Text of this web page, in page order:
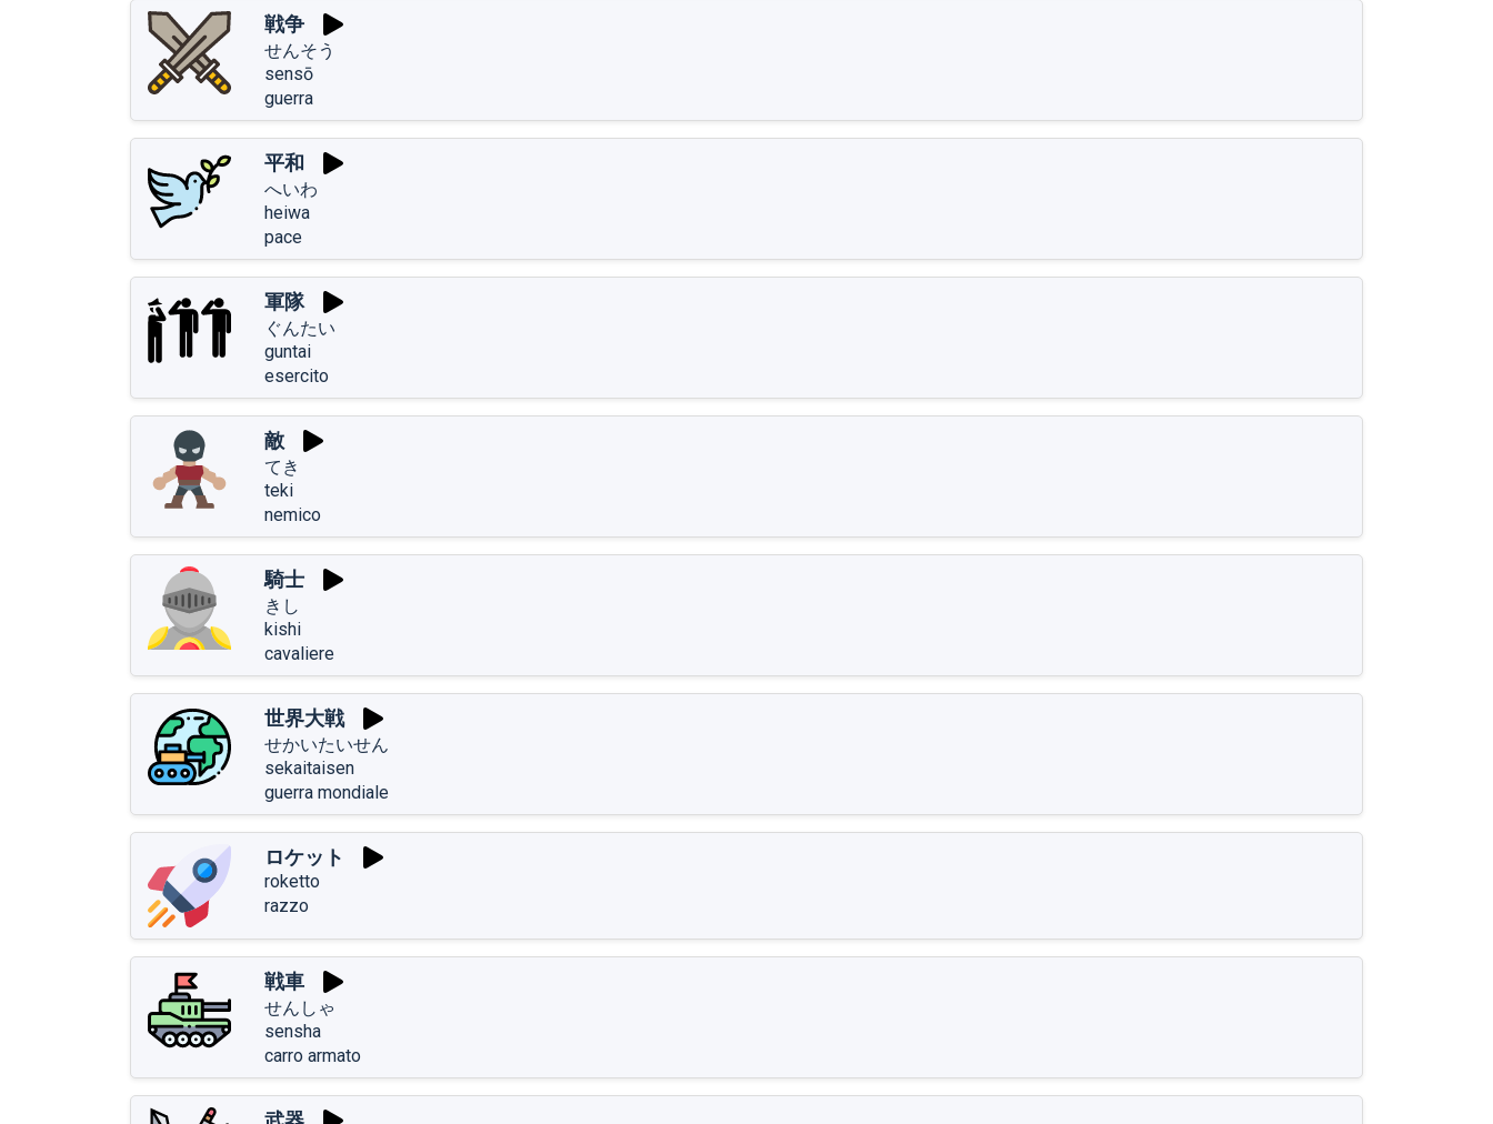
戦争
せんそう
sensō
guerra
平和
へいわ
heiwa
pace
軍隊
ぐんたい
guntai
esercito
敵
てき
teki
nemico
騎士
きし
kishi
cavaliere
世界大戦
せかいたいせん
sekaitaisen
guerra mondiale
ロケット
roketto
razzo
戦車
せんしゃ
sensha
carro armato